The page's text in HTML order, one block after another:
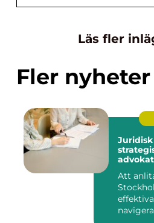
Läs fler
Fler nyheter
Att